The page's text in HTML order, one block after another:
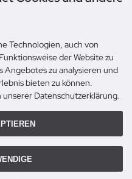
. Die durchgestrichenen Preise
Technologien, auch von
der Website zu
Angebotes zu analysieren und
bieten zu können.
Datenschutzerklärung.